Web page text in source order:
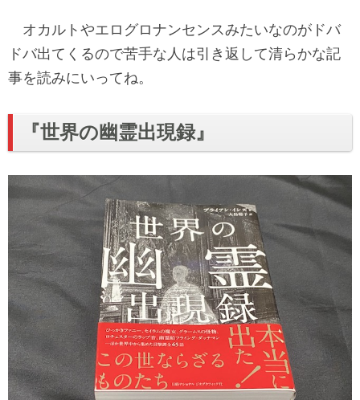
オカルトやエログロナンセンスみたいなのがドバ
ドバ出てくるので苦手な人は引き返して清らかな記
事を読みにいってね。
『世界の幽霊出現録』